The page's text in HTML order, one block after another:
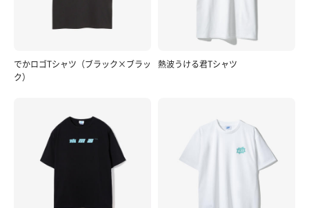
でかロゴTシャツ（ブラック×ブラッ
ク）
熱波うける君Tシャツ